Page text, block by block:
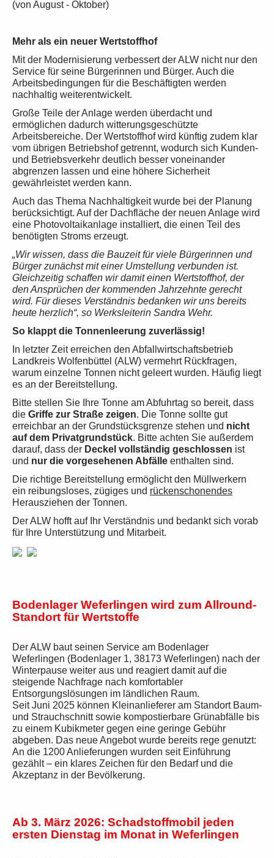
(von August - Oktober)
Mehr als ein neuer Wertstoffhof
Mit der Modernisierung verbessert der ALW nicht nur den
Service für seine Bürgerinnen und Bürger. Auch die
Arbeitsbedingungen für die Beschäftigten werden
nachhaltig weiterentwickelt.
Große Teile der Anlage werden überdacht und
ermöglichen dadurch witterungsgeschützte
Arbeitsbereiche. Der Wertstoffhof wird künftig zudem klar
vom übrigen Betriebshof getrennt, wodurch sich Kunden-
und Betriebsverkehr deutlich besser voneinander
abgrenzen lassen und eine höhere Sicherheit
gewährleistet werden kann.
Auch das Thema Nachhaltigkeit wurde bei der Planung
berücksichtigt. Auf der Dachfläche der neuen Anlage wird
eine Photovoltaikanlage installiert, die einen Teil des
benötigten Stroms erzeugt.
„Wir wissen, dass die Bauzeit für viele Bürgerinnen und
Bürger zunächst mit einer Umstellung verbunden ist.
Gleichzeitig schaffen wir damit einen Wertstoffhof, der
den Ansprüchen der kommenden Jahrzehnte gerecht
wird. Für dieses Verständnis bedanken wir uns bereits
heute herzlich“, so Werksleiterin Sandra Wehr.
So klappt die Tonnenleerung zuverlässig!
In letzter Zeit erreichen den Abfallwirtschaftsbetrieb
Landkreis Wolfenbüttel (ALW) vermehrt Rückfragen,
warum einzelne Tonnen nicht geleert wurden. Häufig liegt
es an der Bereitstellung.
Bitte stellen Sie Ihre Tonne am Abfuhrtag so bereit, dass
die Griffe zur Straße zeigen. Die Tonne sollte gut
erreichbar an der Grundstücksgrenze stehen und nicht
auf dem Privatgrundstück. Bitte achten Sie außerdem
darauf, dass der Deckel vollständig geschlossen ist
und nur die vorgesehenen Abfälle enthalten sind.
Die richtige Bereitstellung ermöglicht den Müllwerkern
ein reibungsloses, zügiges und rückenschonendes
Herausziehen der Tonnen.
Der ALW hofft auf Ihr Verständnis und bedankt sich vorab
für Ihre Unterstützung und Mitarbeit.
Bodenlager Weferlingen wird zum Allround-
Standort für Wertstoffe
Der ALW baut seinen Service am Bodenlager
Weferlingen (Bodenlager 1, 38173 Weferlingen) nach der
Winterpause weiter aus und reagiert damit auf die
steigende Nachfrage nach komfortabler
Entsorgungslösungen im ländlichen Raum.
Seit Juni 2025 können Kleinanlieferer am Standort Baum-
und Strauchschnitt sowie kompostierbare Grünabfälle bis
zu einem Kubikmeter gegen eine geringe Gebühr
abgeben. Das neue Angebot wurde bereits rege genutzt:
An die 1200 Anlieferungen wurden seit Einführung
gezählt – ein klares Zeichen für den Bedarf und die
Akzeptanz in der Bevölkerung.
Ab 3. März 2026: Schadstoffmobil jeden
ersten Dienstag im Monat in Weferlingen